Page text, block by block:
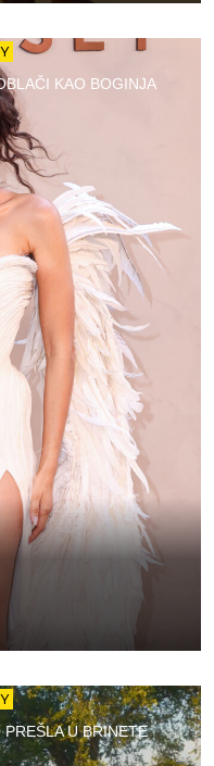
KAO BOGINJA
U BRINETE